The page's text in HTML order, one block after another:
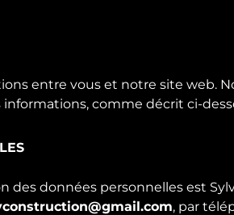
entre vous et notre site web.
comme décrit ci-
des données personnelles est
, par